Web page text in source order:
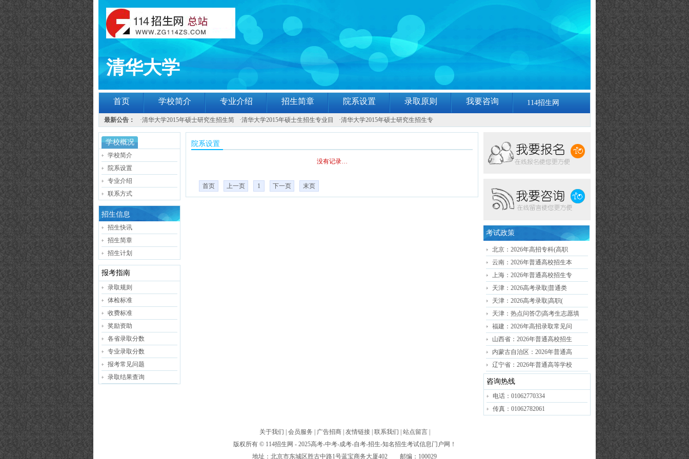
清华大学
首页 学校简介 专业介绍 招生简章 院系设置 录取原则 我要咨询 114招生网
最新公告： ·清华大学2015年硕士研究生招生简 ·清华大学2015年硕士生招生专业目 ·清华大学2015年硕士研究生招生专
学校概况
学校简介
院系设置
专业介绍
联系方式
招生信息
招生快讯
招生简章
招生计划
报考指南
录取规则
体检标准
收费标准
奖励资助
各省录取分数
专业录取分数
报考常见问题
录取结果查询
院系设置
没有记录…
首页 上一页 1 下一页 末页
考试政策
北京：2026年高招专科(高职
云南：2026年普通高校招生本
上海：2026年普通高校招生专
天津：2026高考录取|普通类
天津：2026高考录取|高职(
天津：热点问答⑦|高考生志愿填
福建：2026年高招录取常见问
山西省：2026年普通高校招生
内蒙古自治区：2026年普通高
辽宁省：2026年普通高等学校
咨询热线
电话：01062770334
传真：01062782061
关于我们 会员服务 广告招商| 友情链接| 联系我们 站点留言|
版权所有 © 114招生网 - 2025高考-中考-成考-自考-招生-知名招生考试信息门户网！
地址：北京市东城区胜古中路1号蓝宝商务大厦402 邮编：100029